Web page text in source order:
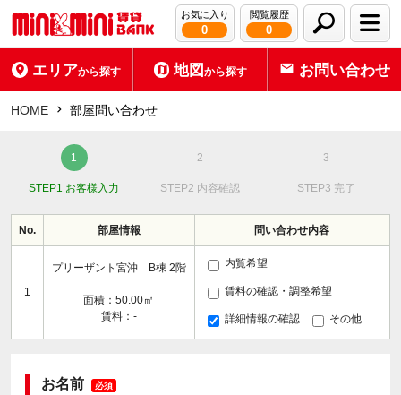
お気に入り
0
閲覧履歴
0
エリアから探す 地図から探す お問い合わせ
HOME 部屋問い合わせ
STEP1 お客様入力 STEP2 内容確認 STEP3 完了
No. 部屋情報 問い合わせ内容
1
プリーザント宮沖 B棟 2階
面積：50.00㎡
賃料：-
内覧希望
賃料の確認・調整希望
詳細情報の確認 その他
お名前 必須